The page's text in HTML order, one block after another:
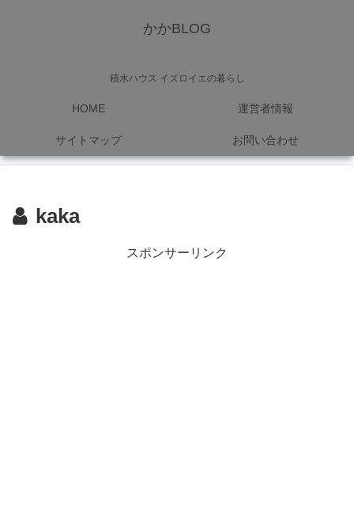
かかBLOG
積水ハウス イズロイエの暮らし
HOME 運営者情報
サイトマップ お問い合わせ
kaka
スポンサーリンク